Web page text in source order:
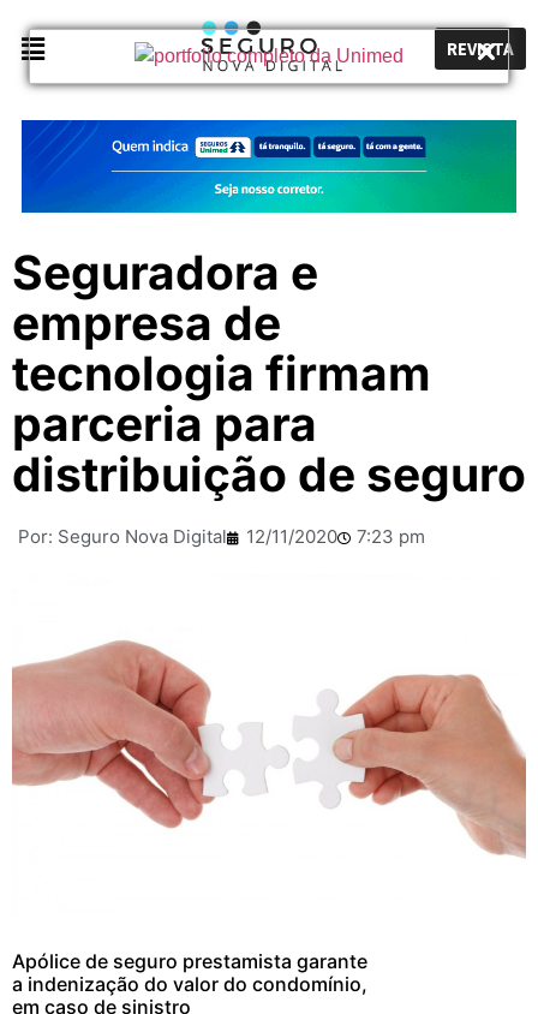
REVISTA
Seguradora e
empresa de
tecnologia firmam
parceria para
distribuição de seguro
Por: Seguro Nova Digital 12/11/2020 7:23 pm
Apólice de seguro prestamista garante
a indenização do valor do condomínio,
em caso de sinistro